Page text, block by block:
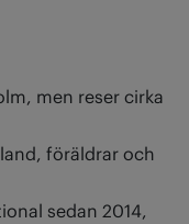
men reser cirka
föräldrar och
sedan 2014,